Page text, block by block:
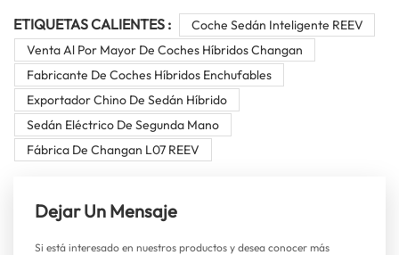
ETIQUETAS CALIENTES :
Coche Sedán Inteligente REEV
Venta Al Por Mayor De Coches Híbridos Changan
Fabricante De Coches Híbridos Enchufables
Exportador Chino De Sedán Híbrido
Sedán Eléctrico De Segunda Mano
Fábrica De Changan L07 REEV
Dejar Un Mensaje
Si está interesado en nuestros productos y desea conocer más